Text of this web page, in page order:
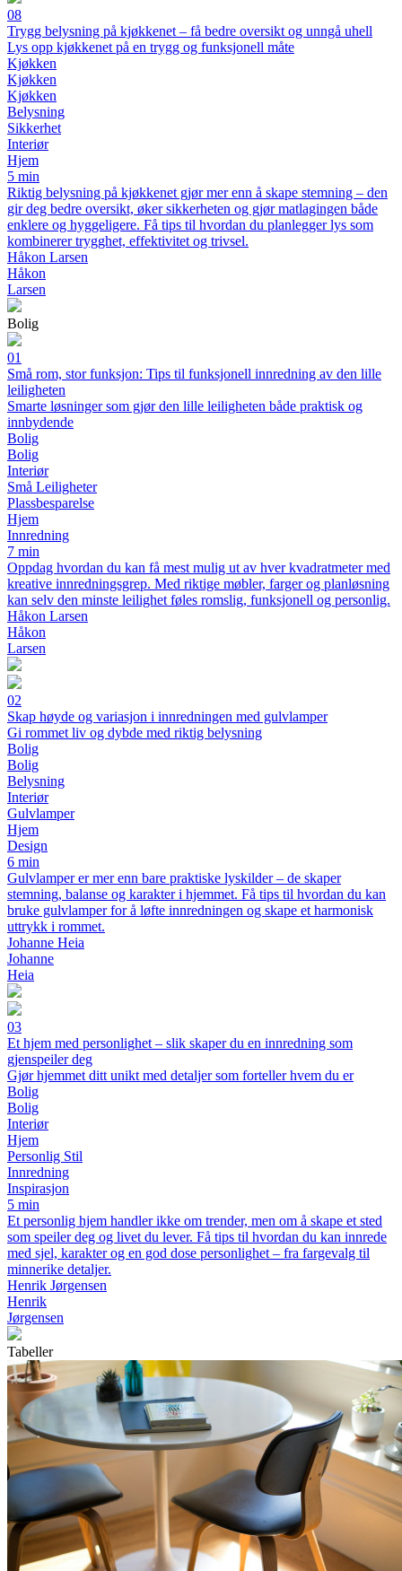
08
Trygg belysning på kjøkkenet – få bedre oversikt og unngå uhell
Lys opp kjøkkenet på en trygg og funksjonell måte
Kjøkken
Kjøkken
Kjøkken
Belysning
Sikkerhet
Interiør
Hjem
5 min
Riktig belysning på kjøkkenet gjør mer enn å skape stemning – den
gir deg bedre oversikt, øker sikkerheten og gjør matlagingen både
enklere og hyggeligere. Få tips til hvordan du planlegger lys som
kombinerer trygghet, effektivitet og trivsel.
Håkon Larsen
Håkon
Larsen
Bolig
01
Små rom, stor funksjon: Tips til funksjonell innredning av den lille
leiligheten
Smarte løsninger som gjør den lille leiligheten både praktisk og
innbydende
Bolig
Bolig
Interiør
Små Leiligheter
Plassbesparelse
Hjem
Innredning
7 min
Oppdag hvordan du kan få mest mulig ut av hver kvadratmeter med
kreative innredningsgrep. Med riktige møbler, farger og planløsning
kan selv den minste leilighet føles romslig, funksjonell og personlig.
Håkon Larsen
Håkon
Larsen
02
Skap høyde og variasjon i innredningen med gulvlamper
Gi rommet liv og dybde med riktig belysning
Bolig
Bolig
Belysning
Interiør
Gulvlamper
Hjem
Design
6 min
Gulvlamper er mer enn bare praktiske lyskilder – de skaper
stemning, balanse og karakter i hjemmet. Få tips til hvordan du kan
bruke gulvlamper for å løfte innredningen og skape et harmonisk
uttrykk i rommet.
Johanne Heia
Johanne
Heia
03
Et hjem med personlighet – slik skaper du en innredning som
gjenspeiler deg
Gjør hjemmet ditt unikt med detaljer som forteller hvem du er
Bolig
Bolig
Interiør
Hjem
Personlig Stil
Innredning
Inspirasjon
5 min
Et personlig hjem handler ikke om trender, men om å skape et sted
som speiler deg og livet du lever. Få tips til hvordan du kan innrede
med sjel, karakter og en god dose personlighet – fra fargevalg til
minnerike detaljer.
Henrik Jørgensen
Henrik
Jørgensen
Tabeller